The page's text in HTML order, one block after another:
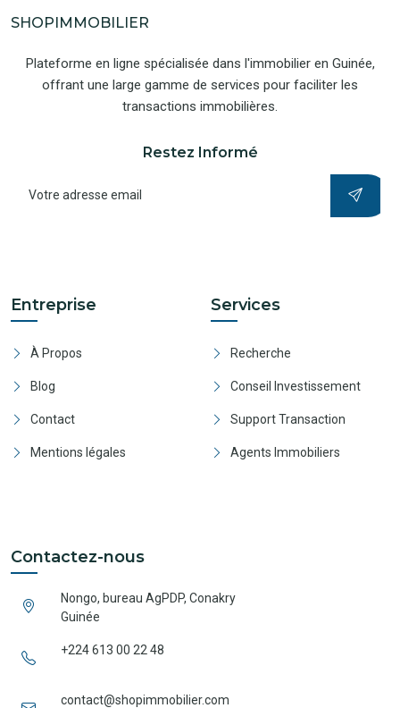
SHOPIMMOBILIER
Plateforme en ligne spécialisée dans l'immobilier en Guinée,
offrant une large gamme de services pour faciliter les
transactions immobilières.
Restez Informé
Entreprise
À Propos
Blog
Contact
Mentions légales
Services
Recherche
Conseil Investissement
Support Transaction
Agents Immobiliers
Contactez-nous
Nongo, bureau AgPDP, Conakry
Guinée
+224 613 00 22 48
contact@shopimmobilier.com